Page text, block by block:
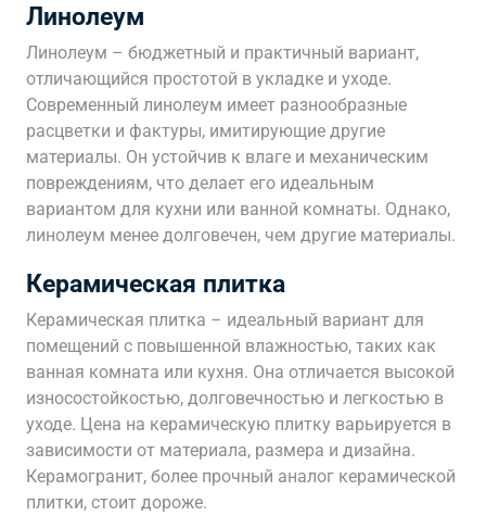
Линолеум
Линолеум – бюджетный и практичный вариант,
отличающийся простотой в укладке и уходе.
Современный линолеум имеет разнообразные
расцветки и фактуры, имитирующие другие
материалы. Он устойчив к влаге и механическим
повреждениям, что делает его идеальным
вариантом для кухни или ванной комнаты. Однако,
линолеум менее долговечен, чем другие материалы.
Керамическая плитка
Керамическая плитка – идеальный вариант для
помещений с повышенной влажностью, таких как
ванная комната или кухня. Она отличается высокой
износостойкостью, долговечностью и легкостью в
уходе. Цена на керамическую плитку варьируется в
зависимости от материала, размера и дизайна.
Керамогранит, более прочный аналог керамической
плитки, стоит дороже.